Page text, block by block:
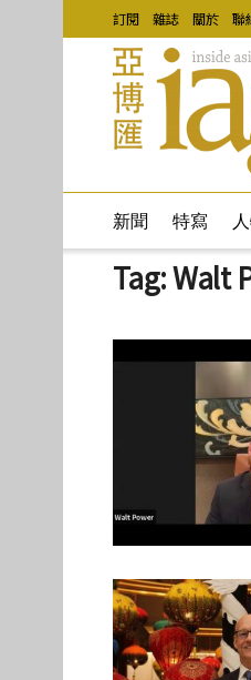
訂閱 雜誌 關於 聯
新聞 特寫
Tag:Walt